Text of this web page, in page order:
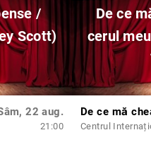
Macovei
/
Scott)
22 aug.
21:00
De ce
cerul